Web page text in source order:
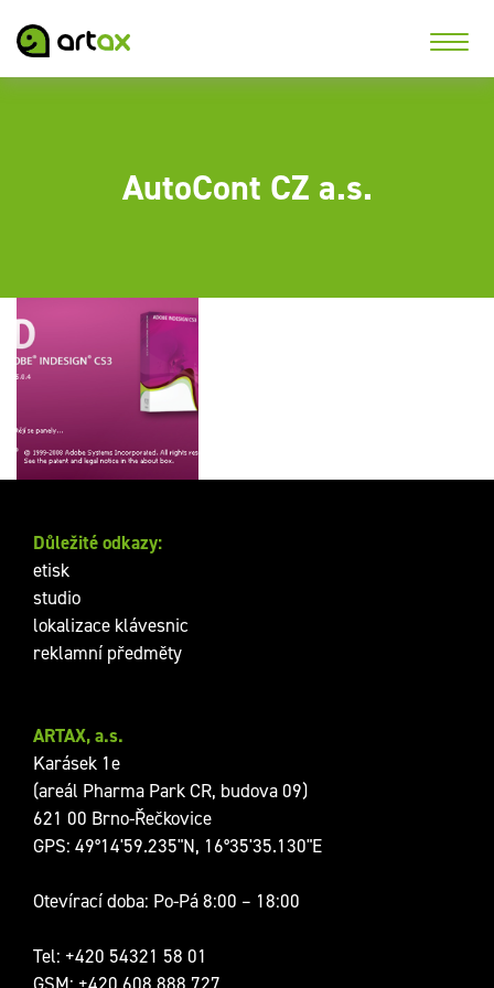
AutoCont CZ a.s.
Plugin pro Adobe
ARTAX, a.s.
Karásek 1e
(areál Pharma Park CR, budova 09)
621 00 Brno-Řečkovice
GPS: 49°14'59.235"N, 16°35'35.130"E
Otevírací doba: Po-Pá 8:00 – 18:00
Tel: +420 54321 58 01
GSM: +420 608 888 727
Důležité odkazy:
etisk
studio
lokalizace klávesnic
reklamní předměty